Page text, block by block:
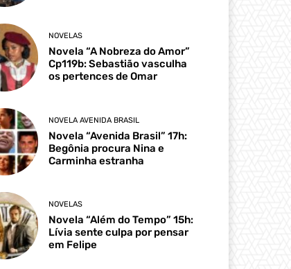
NOVELAS
Novela “A Nobreza do Amor”
Cp119b: Sebastião vasculha
os pertences de Omar
NOVELA AVENIDA BRASIL
Novela “Avenida Brasil” 17h:
Begônia procura Nina e
Carminha estranha
NOVELAS
Novela “Além do Tempo” 15h:
Lívia sente culpa por pensar
em Felipe